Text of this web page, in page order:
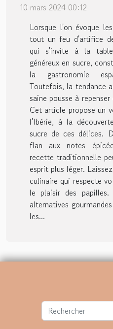
10 mars 2024 00:12
Lorsque l'on évoque
tout un feu d'artifice
qui s'invite à la
généreux en sucre,
la gastronomie
Toutefois, la tendance
saine pousse à
Cet article propose un
l'Ibérie, à la
sucre de ces délices.
flan aux notes
recette traditionnelle
esprit plus léger.
culinaire qui respecte
le plaisir des papilles.
alternatives
les...